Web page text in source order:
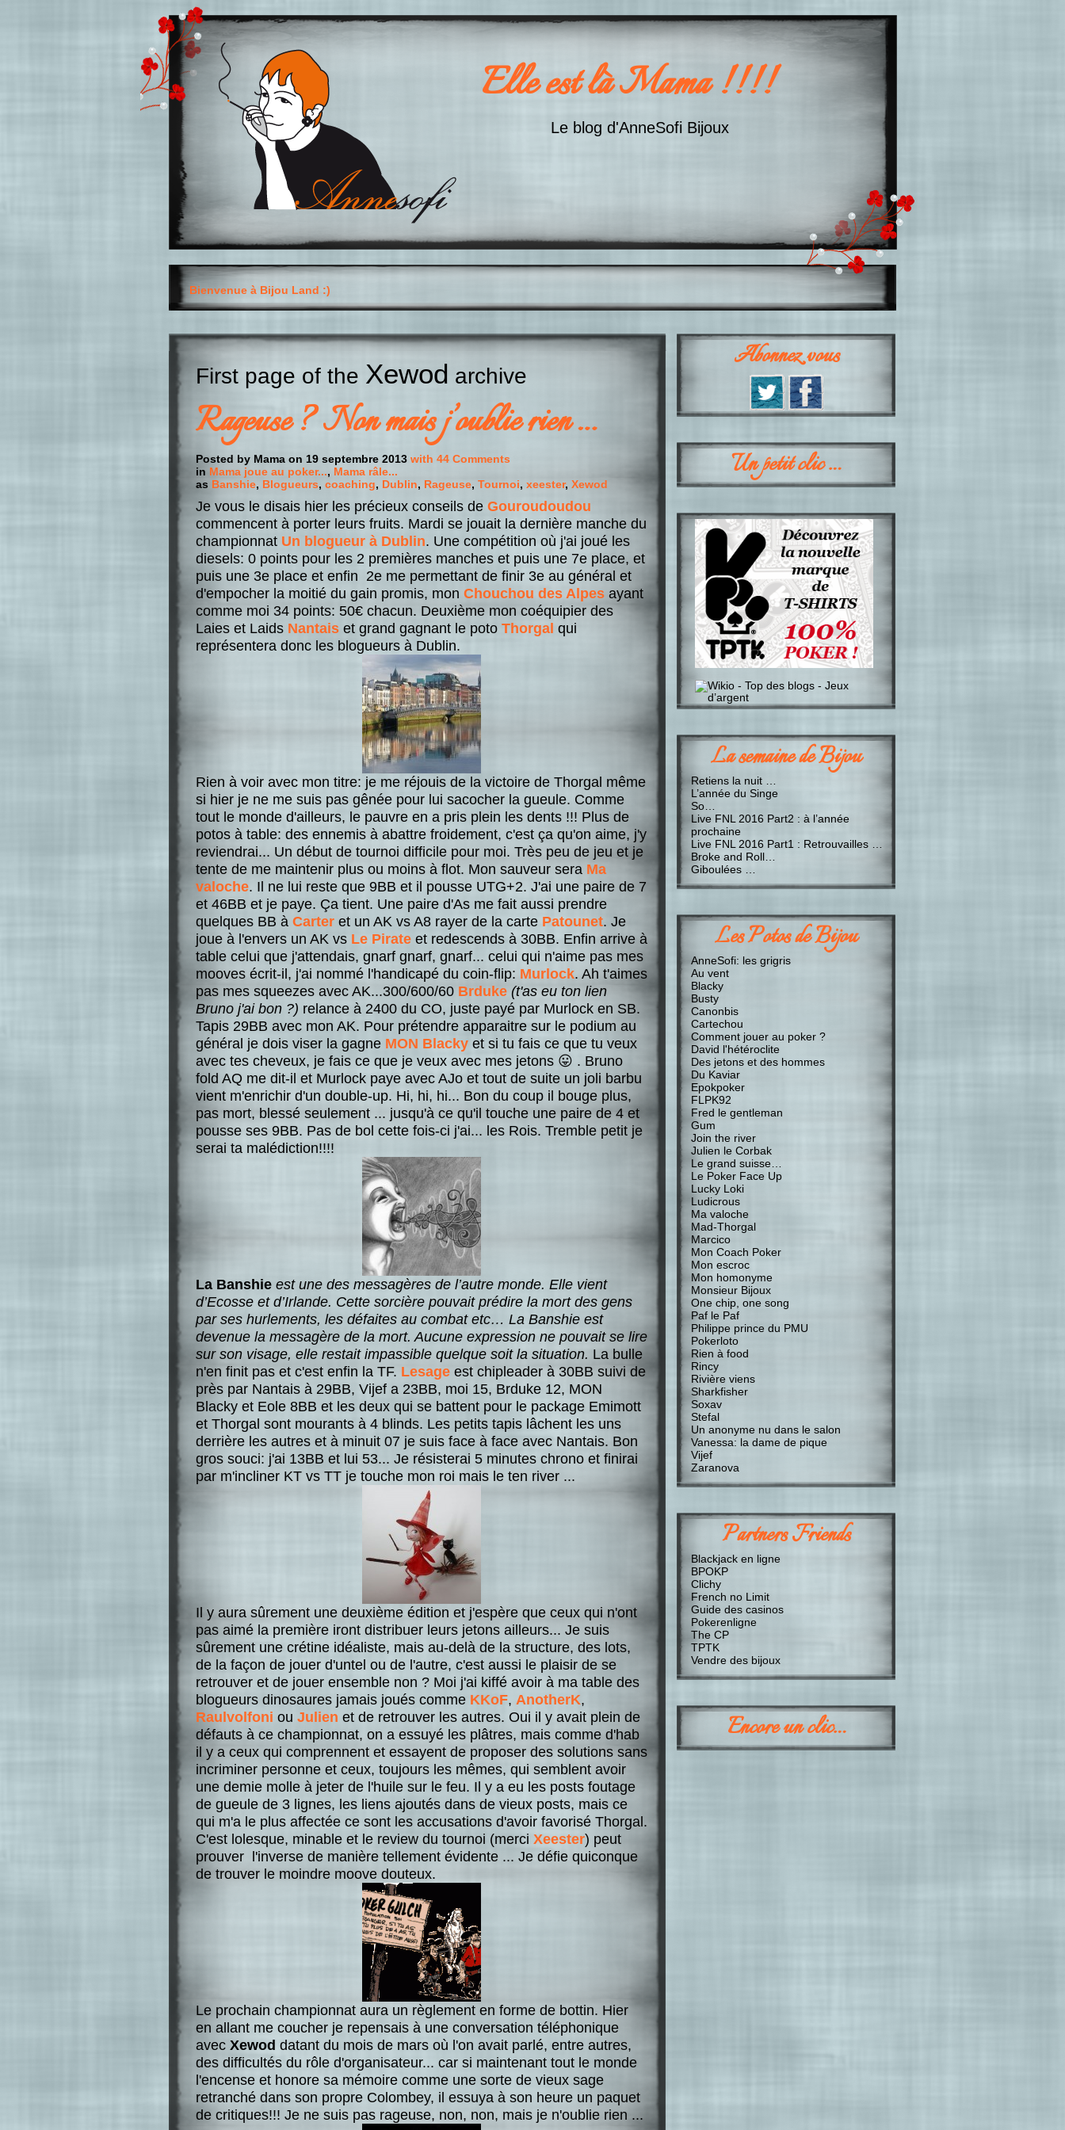
Elle est là Mama !!!!
Le blog d'AnneSofi Bijoux
Bienvenue à Bijou Land :)
First page of the Xewod archive
Rageuse ? Non mais j’oublie rien …
Posted by Mama on 19 septembre 2013 with 44 Comments
in Mama joue au poker..., Mama râle...
as Banshie, Blogueurs, coaching, Dublin, Rageuse, Tournoi, xeester, Xewod
Je vous le disais hier les précieux conseils de Gouroudoudou
commencent à porter leurs fruits. Mardi se jouait la dernière manche du
championnat Un blogueur à Dublin. Une compétition où j'ai joué les
diesels: 0 points pour les 2 premières manches et puis une 7e place, et
puis une 3e place et enfin 2e me permettant de finir 3e au général et
d'empocher la moitié du gain promis, mon Chouchou des Alpes ayant
comme moi 34 points: 50€ chacun. Deuxième mon coéquipier des
Laies et Laids Nantais et grand gagnant le poto Thorgal qui
représentera donc les blogueurs à Dublin.
Rien à voir avec mon titre: je me réjouis de la victoire de Thorgal même
si hier je ne me suis pas gênée pour lui sacocher la gueule. Comme
tout le monde d'ailleurs, le pauvre en a pris plein les dents !!! Plus de
potos à table: des ennemis à abattre froidement, c'est ça qu'on aime, j'y
reviendrai... Un début de tournoi difficile pour moi. Très peu de jeu et je
tente de me maintenir plus ou moins à flot. Mon sauveur sera Ma
valoche. Il ne lui reste que 9BB et il pousse UTG+2. J'ai une paire de 7
et 46BB et je paye. Ça tient. Une paire d'As me fait aussi prendre
quelques BB à Carter et un AK vs A8 rayer de la carte Patounet. Je
joue à l'envers un AK vs Le Pirate et redescends à 30BB. Enfin arrive à
table celui que j'attendais, gnarf gnarf, gnarf... celui qui n'aime pas mes
mooves écrit-il, j'ai nommé l'handicapé du coin-flip: Murlock. Ah t'aimes
pas mes squeezes avec AK...300/600/60 Brduke (t'as eu ton lien
Bruno j'ai bon ?) relance à 2400 du CO, juste payé par Murlock en SB.
Tapis 29BB avec mon AK. Pour prétendre apparaitre sur le podium au
général je dois viser la gagne MON Blacky et si tu fais ce que tu veux
avec tes cheveux, je fais ce que je veux avec mes jetons 😛 . Bruno
fold AQ me dit-il et Murlock paye avec AJo et tout de suite un joli barbu
vient m'enrichir d'un double-up. Hi, hi, hi... Bon du coup il bouge plus,
pas mort, blessé seulement ... jusqu'à ce qu'il touche une paire de 4 et
pousse ses 9BB. Pas de bol cette fois-ci j'ai... les Rois. Tremble petit je
serai ta malédiction!!!!
La Banshie est une des messagères de l’autre monde. Elle vient
d’Ecosse et d’Irlande. Cette sorcière pouvait prédire la mort des gens
par ses hurlements, les défaites au combat etc… La Banshie est
devenue la messagère de la mort. Aucune expression ne pouvait se lire
sur son visage, elle restait impassible quelque soit la situation. La bulle
n'en finit pas et c'est enfin la TF. Lesage est chipleader à 30BB suivi de
près par Nantais à 29BB, Vijef a 23BB, moi 15, Brduke 12, MON
Blacky et Eole 8BB et les deux qui se battent pour le package Emimott
et Thorgal sont mourants à 4 blinds. Les petits tapis lâchent les uns
derrière les autres et à minuit 07 je suis face à face avec Nantais. Bon
gros souci: j'ai 13BB et lui 53... Je résisterai 5 minutes chrono et finirai
par m'incliner KT vs TT je touche mon roi mais le ten river ...
Il y aura sûrement une deuxième édition et j'espère que ceux qui n'ont
pas aimé la première iront distribuer leurs jetons ailleurs... Je suis
sûrement une crétine idéaliste, mais au-delà de la structure, des lots,
de la façon de jouer d'untel ou de l'autre, c'est aussi le plaisir de se
retrouver et de jouer ensemble non ? Moi j'ai kiffé avoir à ma table des
blogueurs dinosaures jamais joués comme KKoF, AnotherK,
Raulvolfoni ou Julien et de retrouver les autres. Oui il y avait plein de
défauts à ce championnat, on a essuyé les plâtres, mais comme d'hab
il y a ceux qui comprennent et essayent de proposer des solutions sans
incriminer personne et ceux, toujours les mêmes, qui semblent avoir
une demie molle à jeter de l'huile sur le feu. Il y a eu les posts foutage
de gueule de 3 lignes, les liens ajoutés dans de vieux posts, mais ce
qui m'a le plus affectée ce sont les accusations d'avoir favorisé Thorgal.
C'est lolesque, minable et le review du tournoi (merci Xeester) peut
prouver l'inverse de manière tellement évidente ... Je défie quiconque
de trouver le moindre moove douteux.
Le prochain championnat aura un règlement en forme de bottin. Hier
en allant me coucher je repensais à une conversation téléphonique
avec Xewod datant du mois de mars où l'on avait parlé, entre autres,
des difficultés du rôle d'organisateur... car si maintenant tout le monde
l'encense et honore sa mémoire comme une sorte de vieux sage
retranché dans son propre Colombey, il essuya à son heure un paquet
de critiques!!! Je ne suis pas rageuse, non, non, mais je n'oublie rien ...
Abonnez vous
Un petit clic …
La semaine de Bijou
Retiens la nuit …
L’année du Singe
So…
Live FNL 2016 Part2 : à l’année
prochaine
Live FNL 2016 Part1 : Retrouvailles …
Broke and Roll…
Giboulées …
Les Potos de Bijou
AnneSofi: les grigris
Au vent
Blacky
Busty
Canonbis
Cartechou
Comment jouer au poker ?
David l'hétéroclite
Des jetons et des hommes
Du Kaviar
Epokpoker
FLPK92
Fred le gentleman
Gum
Join the river
Julien le Corbak
Le grand suisse…
Le Poker Face Up
Lucky Loki
Ludicrous
Ma valoche
Mad-Thorgal
Marcico
Mon Coach Poker
Mon escroc
Mon homonyme
Monsieur Bijoux
One chip, one song
Paf le Paf
Philippe prince du PMU
Pokerloto
Rien à food
Rincy
Rivière viens
Sharkfisher
Soxav
Stefal
Un anonyme nu dans le salon
Vanessa: la dame de pique
Vijef
Zaranova
Partners Friends
Blackjack en ligne
BPOKP
Clichy
French no Limit
Guide des casinos
Pokerenligne
The CP
TPTK
Vendre des bijoux
Encore un clic…